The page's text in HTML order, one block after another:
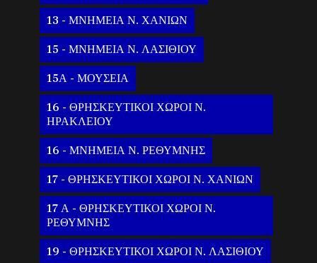
13 - ΜΝΗΜΕΙΑ Ν. ΧΑΝΙΩΝ
15 - ΜΝΗΜΕΙΑ Ν. ΛΑΣΙΘΙΟΥ
15Α - ΜΟΥΣΕΙΑ
16 - ΘΡΗΣΚΕΥΤΙΚΟΙ ΧΩΡΟΙ Ν.
ΗΡΑΚΛΕΙΟΥ
16 - ΜΝΗΜΕΙΑ Ν. ΡΕΘΥΜΝΗΣ
17 - ΘΡΗΣΚΕΥΤΙΚΟΙ ΧΩΡΟΙ Ν. ΧΑΝΙΩΝ
17 Α - ΘΡΗΣΚΕΥΤΙΚΟΙ ΧΩΡΟΙ Ν.
ΡΕΘΥΜΝΗΣ
19 - ΘΡΗΣΚΕΥΤΙΚΟΙ ΧΩΡΟΙ Ν. ΛΑΣΙΘΙΟΥ